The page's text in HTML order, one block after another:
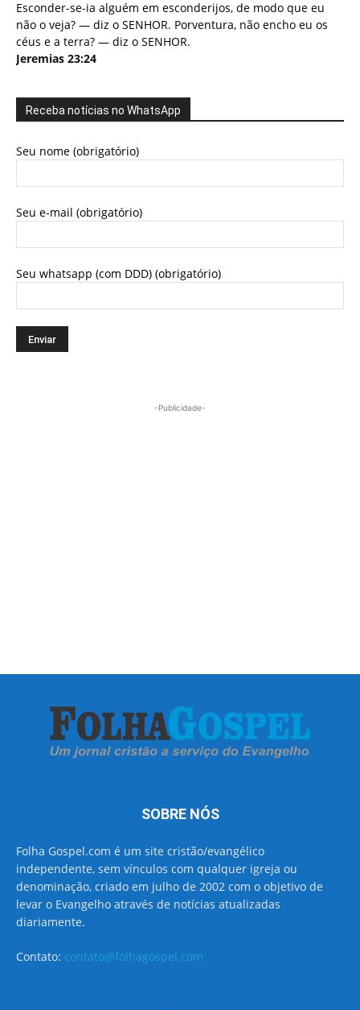
Esconder-se-ia alguém em esconderijos, de modo que eu
não o veja? — diz o SENHOR. Porventura, não encho eu os
céus e a terra? — diz o SENHOR.
Jeremias 23:24
Receba notícias no WhatsApp
Seu nome (obrigatório)
Seu e-mail (obrigatório)
Seu whatsapp (com DDD) (obrigatório)
-Publicidade-
SOBRE NÓS
Folha Gospel.com é um site cristão/evangélico
independente, sem vínculos com qualquer igreja ou
denominação, criado em julho de 2002 com o objetivo de
levar o Evangelho através de notícias atualizadas
diariamente.
Contato: contato@folhagospel.com